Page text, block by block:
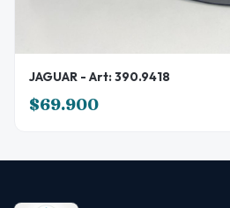
JAGUAR - Art: 390.9418
$69.900